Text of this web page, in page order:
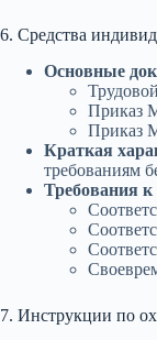
6. Средства
Основные
Приказ
Приказ
Краткая
требованиям
Требования
7. Инструкции по